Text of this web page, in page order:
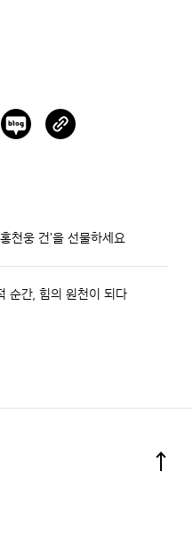
천웅 건'을 선물하세요
순간, 힘의 원천이 되다